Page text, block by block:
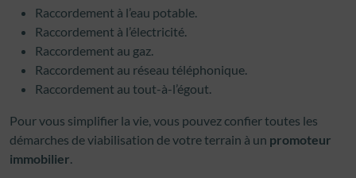
Raccordement à l’eau potable.
Raccordement à l’électricité.
Raccordement au gaz.
Raccordement au réseau téléphonique.
Raccordement au tout-à-l’égout.
Pour vous simplifier la vie, vous pouvez confier toutes les
démarches de viabilisation de votre terrain à un promoteur
immobilier.